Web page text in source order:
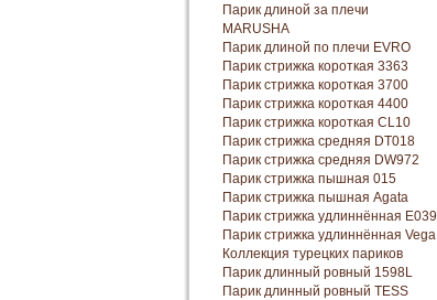
Парик длиной за плечи
MARUSHA
Парик длиной по плечи EVRO
Парик стрижка короткая 3363
Парик стрижка короткая 3700
Парик стрижка короткая 4400
Парик стрижка короткая CL10
Парик стрижка средняя DT018
Парик стрижка средняя DW972
Парик стрижка пышная 015
Парик стрижка пышная Agata
Парик стрижка удлиннённая E039
Парик стрижка удлиннённая Vega
Коллекция турецких париков
Парик длинный ровный 1598L
Парик длинный ровный TESS